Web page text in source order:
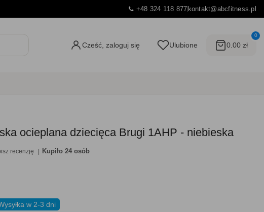
+48 324 118 877kontakt@abcfitness.pl
Cześć, zaloguj się Ulubione
0
0.00 zł
ocieplana dziecięca Brugi 1AHP - niebieska
recenzję Kupiło 24 osób
w 2-3 dni